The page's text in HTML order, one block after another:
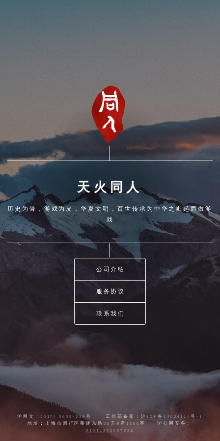
天火同人
历史为骨，游戏为皮，华夏文明，百世传承 为中华之崛起而做游
戏
公司介绍
服务协议
联系我们
沪网文 [2017] 3638-239号工信部备案：沪ICP备14024114号-1
地址：上海市闵行区莘建东路58弄B座1306室沪公网安备：
31011202007322